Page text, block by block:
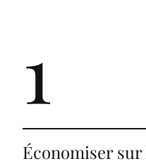
1
Économiser sur